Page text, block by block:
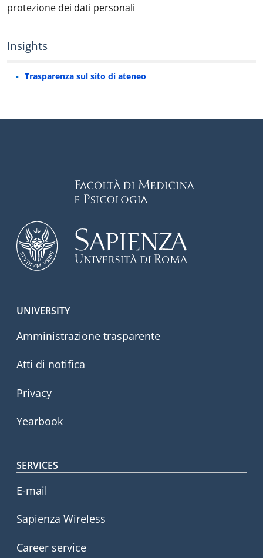
protezione dei dati personali
Insights
Trasparenza sul sito di ateneo
Footer menu
UNIVERSITY
Amministrazione trasparente
Atti di notifica
Privacy
Yearbook
SERVICES
E-mail
Sapienza Wireless
Career service